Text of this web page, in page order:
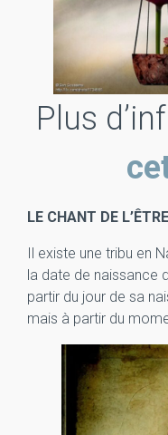
Plus
LE CHANT DE L’ÊTRE
Il existe une tribu en
la date de naissance
partir du jour de sa
mais à partir du